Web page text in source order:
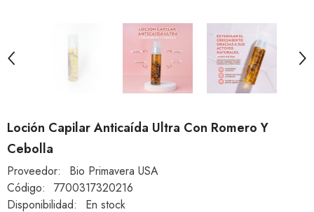
Loción Capilar Anticaída Ultra Con Romero Y
Cebolla
Proveedor:
Bio Primavera USA
Código:
7700317320216
Disponibilidad:
En stock